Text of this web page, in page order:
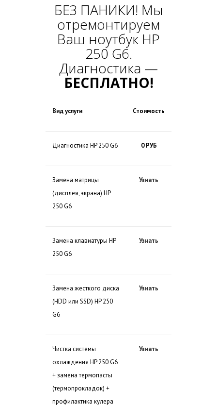
БЕЗ ПАНИКИ! Мы
отремонтируем
Ваш ноутбук HP
250 G6.
Диагностика —
БЕСПЛАТНО!
Вид услуги Стоимость
Диагностика HP 250 G6 0 РУБ
Замена матрицы
(дисплея, экрана) HP
250 G6
Узнать
Замена клавиатуры HP
250 G6
Узнать
Замена жесткого диска
(HDD или SSD) HP 250
G6
Узнать
Чистка системы
охлаждения HP 250 G6
+ замена термопасты
(термопрокладок) +
профилактика кулера
Узнать